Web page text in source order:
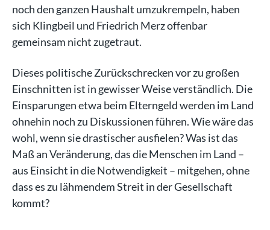
noch den ganzen Haushalt umzukrempeln, haben
sich Klingbeil und Friedrich Merz offenbar
gemeinsam nicht zugetraut.
Dieses politische Zurückschrecken vor zu großen
Einschnitten ist in gewisser Weise verständlich. Die
Einsparungen etwa beim Elterngeld werden im Land
ohnehin noch zu Diskussionen führen. Wie wäre das
wohl, wenn sie drastischer ausfielen? Was ist das
Maß an Veränderung, das die Menschen im Land –
aus Einsicht in die Notwendigkeit – mitgehen, ohne
dass es zu lähmendem Streit in der Gesellschaft
kommt?